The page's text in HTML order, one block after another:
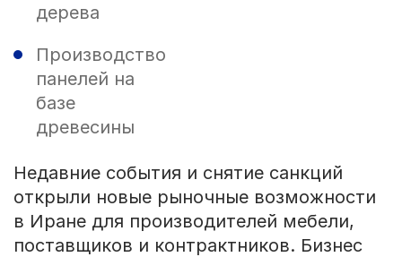
дерева
Производство
панелей на
базе
древесины
Недавние события и снятие санкций
открыли новые рыночные возможности
в Иране для производителей мебели,
поставщиков и контрактников. Бизнес